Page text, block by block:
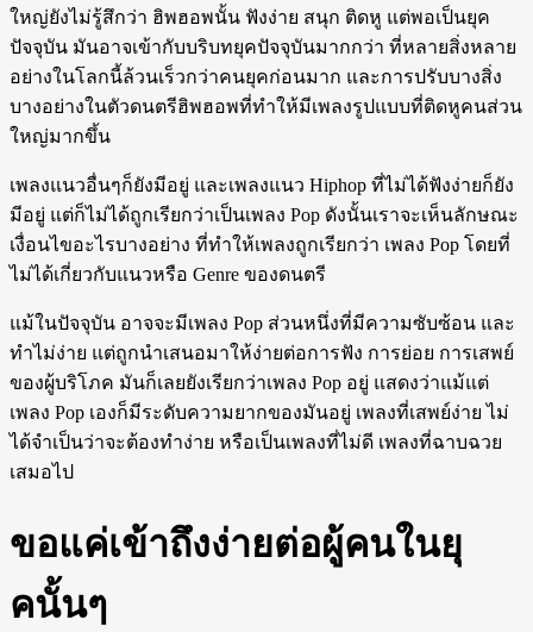
ใหญ่ยังไม่รู้สึกว่า ฮิพฮอพนั้น ฟังง่าย สนุก ติดหู แต่พอเป็นยุค
ปัจจุบัน มันอาจเข้ากับบริบทยุคปัจจุบันมากกว่า ที่หลายสิ่งหลาย
อย่างในโลกนี้ล้วนเร็วกว่าคนยุคก่อนมาก และการปรับบางสิ่ง
บางอย่างในตัวดนตรีฮิพฮอพที่ทำให้มีเพลงรูปแบบที่ติดหูคนส่วน
ใหญ่มากขึ้น
เพลงแนวอื่นๆก็ยังมีอยู่ และเพลงแนว Hiphop ที่ไม่ได้ฟังง่ายก็ยัง
มีอยู่ แต่ก็ไม่ได้ถูกเรียกว่าเป็นเพลง Pop ดังนั้นเราจะเห็นลักษณะ
เงื่อนไขอะไรบางอย่าง ที่ทำให้เพลงถูกเรียกว่า เพลง Pop โดยที่
ไม่ได้เกี่ยวกับแนวหรือ Genre ของดนตรี
แม้ในปัจจุบัน อาจจะมีเพลง Pop ส่วนหนึ่งที่มีความซับซ้อน และ
ทำไม่ง่าย แต่ถูกนำเสนอมาให้ง่ายต่อการฟัง การย่อย การเสพย์
ของผู้บริโภค มันก็เลยยังเรียกว่าเพลง Pop อยู่ แสดงว่าแม้แต่
เพลง Pop เองก็มีระดับความยากของมันอยู่ เพลงที่เสพย์ง่าย ไม่
ได้จำเป็นว่าจะต้องทำง่าย หรือเป็นเพลงที่ไม่ดี เพลงที่ฉาบฉวย
เสมอไป
ขอแค่เข้าถึงง่ายต่อผู้คนในยุ
คนั้นๆ